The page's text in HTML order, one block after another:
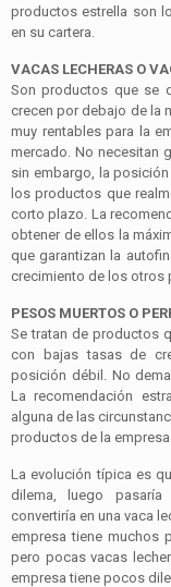
productos estrella son
en su cartera.
VACAS LECHERAS O
Son productos que se
crecen por debajo de la
muy rentables para la
mercado. No necesitan
sin embargo, la
los productos que
corto plazo. La
obtener de ellos la
que garantizan la
crecimiento de los otros
PESOS MUERTOS O
Se tratan de productos
con bajas tasas de
posición débil. No
La recomendación
alguna de las
productos de la empresa.
La evolución típica es
dilema, luego
convertiría en una vaca
empresa tiene muchos
pero pocas vacas
empresa tiene pocos